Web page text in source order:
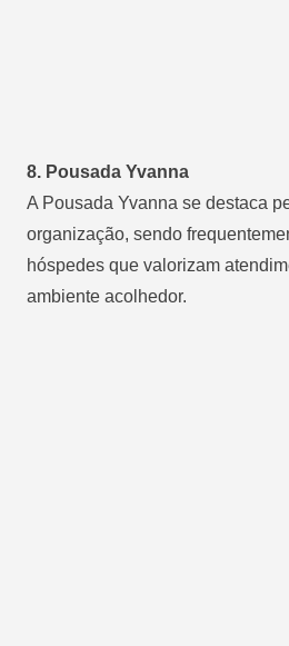
8. Pousada Yvanna
A Pousada Yvanna se destaca
organização, sendo
hóspedes que valorizam
ambiente acolhedor.